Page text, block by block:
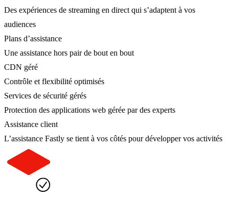
Des expériences de streaming en direct qui s’adaptent à vos
audiences
Plans d’assistance
Une assistance hors pair de bout en bout
CDN géré
Contrôle et flexibilité optimisés
Services de sécurité gérés
Protection des applications web gérée par des experts
Assistance client
L’assistance Fastly se tient à vos côtés pour développer vos activités